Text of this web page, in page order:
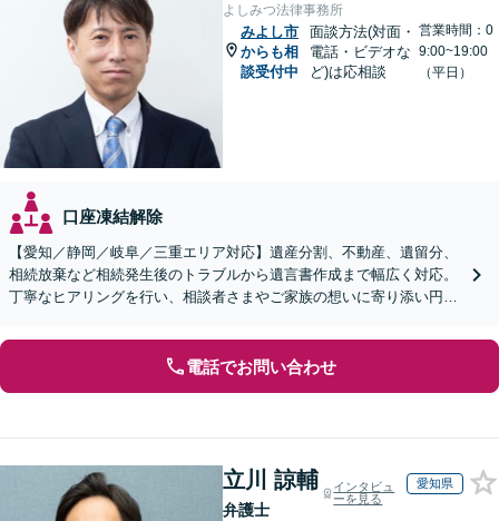
よしみつ法律事務所
みよし市
からも相
談受付中
面談方法(対面・
電話・ビデオな
ど)は応相談
営業時間：0
9:00~19:00
（平日）
口座凍結解除
【愛知／静岡／岐阜／三重エリア対応】遺産分割、不動産、遺留分、
相続放棄など相続発生後のトラブルから遺言書作成まで幅広く対応。
丁寧なヒアリングを行い、相談者さまやご家族の想いに寄り添い円滑
電話でお問い合わせ
立川 諒輔
弁護士
インタビュ
ーを見る
愛知県